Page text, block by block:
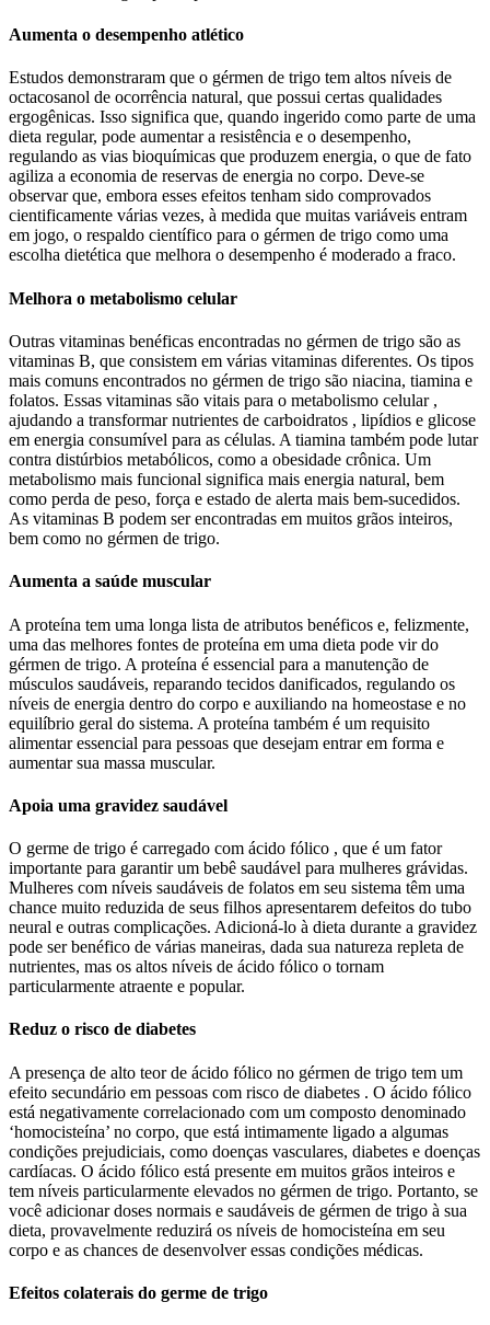
Aumenta o desempenho atlético
Estudos demonstraram que o gérmen de trigo tem altos níveis de
octacosanol de ocorrência natural, que possui certas qualidades
ergogênicas. Isso significa que, quando ingerido como parte de uma
dieta regular, pode aumentar a resistência e o desempenho,
regulando as vias bioquímicas que produzem energia, o que de fato
agiliza a economia de reservas de energia no corpo. Deve-se
observar que, embora esses efeitos tenham sido comprovados
cientificamente várias vezes, à medida que muitas variáveis ​​entram
em jogo, o respaldo científico para o gérmen de trigo como uma
escolha dietética que melhora o desempenho é moderado a fraco.
Melhora o metabolismo celular
Outras vitaminas benéficas encontradas no gérmen de trigo são as
vitaminas B, que consistem em várias vitaminas diferentes. Os tipos
mais comuns encontrados no gérmen de trigo são niacina, tiamina e
folatos. Essas vitaminas são vitais para o metabolismo celular ,
ajudando a transformar nutrientes de carboidratos , lipídios e glicose
em energia consumível para as células. A tiamina também pode lutar
contra distúrbios metabólicos, como a obesidade crônica. Um
metabolismo mais funcional significa mais energia natural, bem
como perda de peso, força e estado de alerta mais bem-sucedidos.
As vitaminas B podem ser encontradas em muitos grãos inteiros,
bem como no gérmen de trigo.
Aumenta a saúde muscular
A proteína tem uma longa lista de atributos benéficos e, felizmente,
uma das melhores fontes de proteína em uma dieta pode vir do
gérmen de trigo. A proteína é essencial para a manutenção de
músculos saudáveis, reparando tecidos danificados, regulando os
níveis de energia dentro do corpo e auxiliando na homeostase e no
equilíbrio geral do sistema. A proteína também é um requisito
alimentar essencial para pessoas que desejam entrar em forma e
aumentar sua massa muscular.
Apoia uma gravidez saudável
O germe de trigo é carregado com ácido fólico , que é um fator
importante para garantir um bebê saudável para mulheres grávidas.
Mulheres com níveis saudáveis ​​de folatos em seu sistema têm uma
chance muito reduzida de seus filhos apresentarem defeitos do tubo
neural e outras complicações. Adicioná-lo à dieta durante a gravidez
pode ser benéfico de várias maneiras, dada sua natureza repleta de
nutrientes, mas os altos níveis de ácido fólico o tornam
particularmente atraente e popular.
Reduz o risco de diabetes
A presença de alto teor de ácido fólico no gérmen de trigo tem um
efeito secundário em pessoas com risco de diabetes . O ácido fólico
está negativamente correlacionado com um composto denominado
‘homocisteína’ no corpo, que está intimamente ligado a algumas
condições prejudiciais, como doenças vasculares, diabetes e doenças
cardíacas. O ácido fólico está presente em muitos grãos inteiros e
tem níveis particularmente elevados no gérmen de trigo. Portanto, se
você adicionar doses normais e saudáveis ​​de gérmen de trigo à sua
dieta, provavelmente reduzirá os níveis de homocisteína em seu
corpo e as chances de desenvolver essas condições médicas.
Efeitos colaterais do germe de trigo